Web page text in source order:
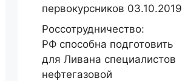
первокурсников 03.10.2019
Россотрудничество:
РФ способна подготовить
для Ливана специалистов
нефтегазовой